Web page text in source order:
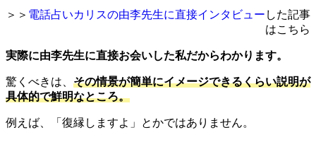
＞＞ 電話占いカリスの由李先生に直接インタビュー した記事
はこちら
実際に由李先生に直接お会いした私だからわかります。
驚くべきは、 その情景が簡単にイメージできるくらい説明が
具体的で鮮明なところ。
例えば、「復縁しますよ」とかではありません。